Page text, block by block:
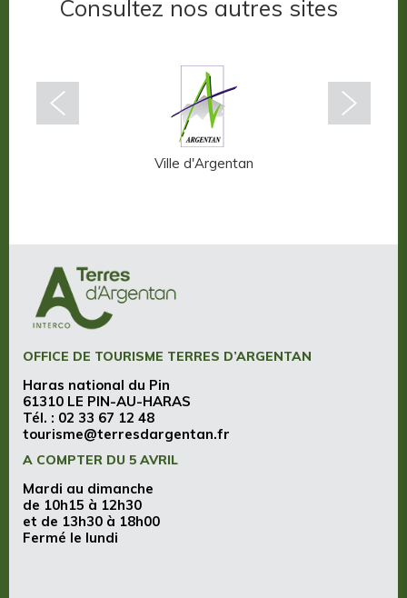
Consultez nos autres sites
Ville d'Argentan
OFFICE DE TOURISME TERRES D’ARGENTAN
Haras national du Pin
61310 LE PIN-AU-HARAS
Tél. : 02 33 67 12 48
tourisme@terresdargentan.fr
A COMPTER DU 5 AVRIL
Mardi au dimanche
de 10h15 à 12h30
et de 13h30 à 18h00
Fermé le lundi